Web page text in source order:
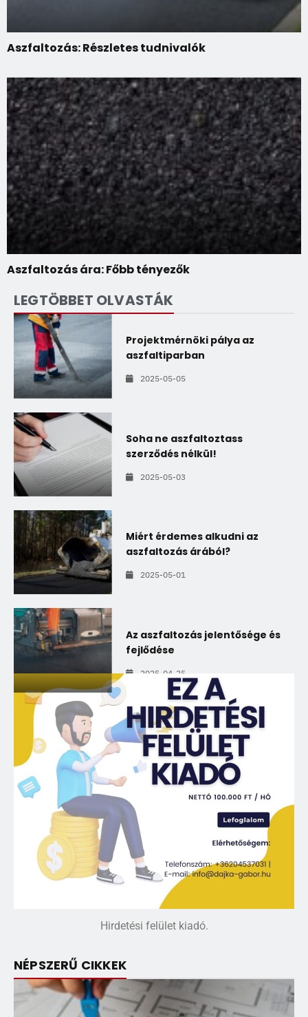
Aszfaltozás: Részletes tudnivalók
Aszfaltozás ára: Főbb tényezők
LEGTÖBBET OLVASTÁK
Projektmérnöki pálya az
aszfaltiparban
2025-05-05
Soha ne aszfaltoztass
szerződés nélkül!
2025-05-03
Miért érdemes alkudni az
aszfaltozás árából?
2025-05-01
Az aszfaltozás jelentősége és
fejlődése
2025-04-25
Hirdetési felület kiadó.
NÉPSZERŰ CIKKEK